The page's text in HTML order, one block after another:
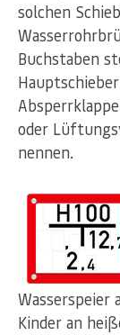
solchen
Buchstaben
oder
nennen.
Wasserspeier
Kinder an